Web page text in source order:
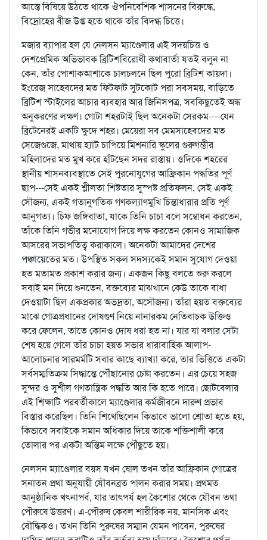
আস্তে বিষিয়ে উঠতে থাকে ঔপনিবেশিক শাসনের বিরুদ্ধে,
বিদ্রোহের বীজ উপ্ত হতে থাকে তাঁর বিদগ্ধ চিত্তে।
মজার ব্যাপার হল যে নেলসন ম্যাণ্ডেলার এই সদয়চিত্ত ও
দেশপ্রেমিক অভিভাবক ব্রিটিশবিরোধী কথাবার্তা যতই বলুন না
কেন, তাঁর পোশাকআশাকে চালচলনে ছিল পুরো ব্রিটিশ কায়দা।
ইংরেজ সাহেবদের মত ফিটফাট সুটকোট পরা সবসময়, বাড়িতে
ব্রিটিশ স্টাইলের আচার ব্যবহার আর জিনিসপত্র, সবকিছুতেই অন্ধ
অনুকরণের লক্ষণ। গোটা শহরটাই ছিল অনেকটা সেরকম----যেন
ব্রিটেনেরই একটি ক্ষুদে শহর। মেয়েরা সব মেমসাহেবদের মত
সেজেগুজে, মাথায় হ্যাট চাপিয়ে মিশনারি স্কুলের গুরুগম্ভীর
মহিলাদের মত মুখ করে হাঁটছেন সদর রাস্তায়। ওদিকে শহরের
স্থানীয় শাসনব্যবস্থাতে সেই পুরনোযুগের আফ্রিকান পদ্ধতির পূর্ণ
ছাপ---সেই একই শ্লীলতা শিষ্টতার সুস্পষ্ট প্রতিফলন, সেই একই
সৌজন্য, একই গতানুগতিক গণকল্যাণমুখি চিন্তাধারার প্রতি পূর্ণ
আনুগত্য। চিফ জঙ্গিবাতা, যাকে তিনি চাচা বলে সম্বোধন করতেন,
তাঁকে তিনি গভীর মনোযোগ দিয়ে লক্ষ করতেন কোনও সামাজিক
আসরের সভাপতিত্ব করাকালে। অনেকটা আমাদের দেশের
পঞ্চায়েতের মত। উপস্থিত সকল সদস্যকেই সমান সুযোগ দেওয়া
হত মতামত প্রকাশ করার জন্য। একজন কিছু বলতে শুরু করলে
সবাই মন দিয়ে শুনতেন, বক্তব্যের মাঝখানে কেউ তাকে বাধা
দেওয়াটা ছিল একপ্রকার অভদ্রতা, অসৌজন্য। তাঁরা হয়ত বক্তব্যের
মাঝে গোত্রপ্রধানের দোষগুণ নিয়ে নানারকম নেতিবাচক উক্তিও
করে ফেলেন, তাতে কোনও দোষ ধরা হত না। যার যা বলার সেটা
শেষ হয়ে গেলে তাঁর চাচা হয়ত সভার ধারাবাহিক আলাপ-
আলোচনার সারমর্মটি সবার কাছে ব্যাখ্যা করে, তার ভিত্তিতে একটা
সর্বসম্মতিক্রম সিদ্ধান্তে পৌঁছানোর চেষ্টা করতেন। এর চেয়ে সহজ
সুন্দর ও সুশীল গণতান্ত্রিক পদ্ধতি আর কি হতে পারে। ছোটবেলার
এই শিক্ষাটি পরবর্তীকালে ম্যাণ্ডেলার কর্মজীবনে দারুণ প্রভাব
বিস্তার করেছিল। তিনি শিখেছিলেন কিভাবে ভালো শ্রোতা হতে হয়,
কিভাবে সবাইকে সমান অধিকার দিয়ে তাকে শক্তিশালী করে
তোলার পর একটা অন্তিম লক্ষে পৌঁছুতে হয়।
নেলসন ম্যাণ্ডেলার বয়স যখন ষোল তখন তাঁর আফ্রিকান গোত্রের
সনাতন প্রথা অনুযায়ী যৌবনব্রত পালন করার সময়। প্রথমত
আনুষ্ঠানিক খৎনাপর্ব, যার তাৎপর্য হল কৈশোর থেকে যৌবন তথা
পৌরুষে উত্তরণ। এ-পৌরুষ কেবল শারীরিক নয়, মানসিক এবং
বৌদ্ধিকও। তখন তিনি পুরুষের সম্মান যেমন পাবেন, পুরুষের